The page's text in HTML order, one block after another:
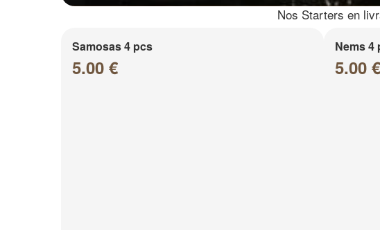
Nos Starters en
Samosas 4 pcs
5.00 €
Nems 4
5.00 €